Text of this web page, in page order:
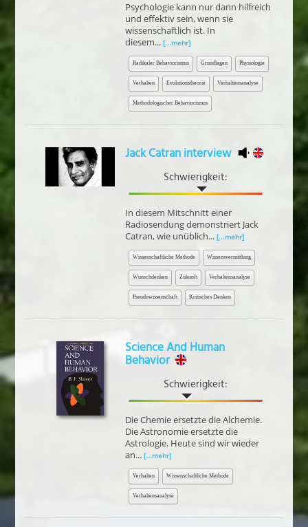
Psychologie kann nur dann hilfreich
und effektiv sein, wenn sie
wissenschaftlich ist. In
diesem... [...mehr]
Radikaler Behaviorismus Grundlagen Physiologie
Verhalten Evolutionstheorie Verhaltensanalyse
Methodologischer Behaviorismus
Jack Catran interview
Schwierigkeit:
In diesem Mitschnitt einer
Radiosendung demonstriert Jack
Catran, wie unüblich... [...mehr]
Wissenschaftliche Methode Wissensvermittlung
Wunschdenken Zukunft Verhaltensanalyse
Pseudowissenschaft Kritisches Denken
Science And Human
Behavior
Schwierigkeit:
Die Chemie ersetzte die Alchemie.
Die Astronomie ersetzte die
Astrologie. Heute sind wir wieder
an... [...mehr]
Verhalten Wissenschaftliche Methode
Verhaltensanalyse